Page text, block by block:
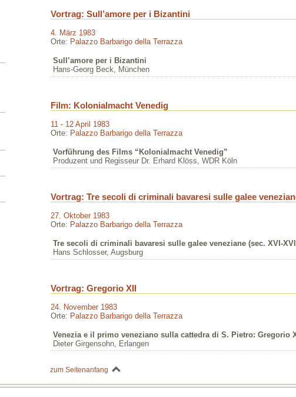
Vortrag: Sull’amore per i Bizantini
4. März 1983
Orte: Palazzo Barbarigo della Terrazza
Sull’amore per i Bizantini
Hans-Georg Beck, München
Film: Kolonialmacht Venedig
11 - 12 April 1983
Orte: Palazzo Barbarigo della Terrazza
Vorführung des Films “Kolonialmacht Venedig”
Produzent und Regisseur Dr. Erhard Klöss, WDR Köln
Vortrag: Tre secoli di criminali bavaresi sulle galee
27. Oktober 1983
Orte: Palazzo Barbarigo della Terrazza
Tre secoli di criminali bavaresi sulle galee veneziane (sec. XVI-
Hans Schlosser, Augsburg
Vortrag: Gregorio XII
24. November 1983
Orte: Palazzo Barbarigo della Terrazza
Venezia e il primo veneziano sulla cattedra di S. Pietro: Gregorio
Dieter Girgensohn, Erlangen
zum Seitenanfang